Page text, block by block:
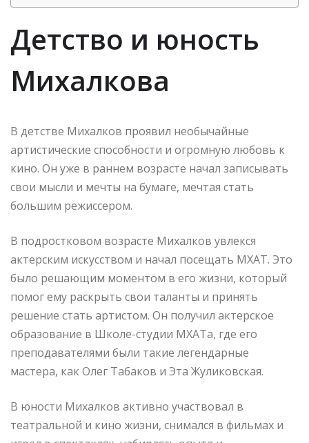
Детство и юность
Михалкова
В детстве Михалков проявил необычайные
артистические способности и огромную любовь к
кино. Он уже в раннем возрасте начал записывать
свои мысли и мечты на бумаге, мечтая стать
большим режиссером.
В подростковом возрасте Михалков увлекся
актерским искусством и начал посещать МХАТ. Это
было решающим моментом в его жизни, который
помог ему раскрыть свои таланты и принять
решение стать артистом. Он получил актерское
образование в Школе-студии МХАТа, где его
преподавателями были такие легендарные
мастера, как Олег Табаков и Эта Жуликовская.
В юности Михалков активно участвовал в
театральной и кино жизни, снимался в фильмах и